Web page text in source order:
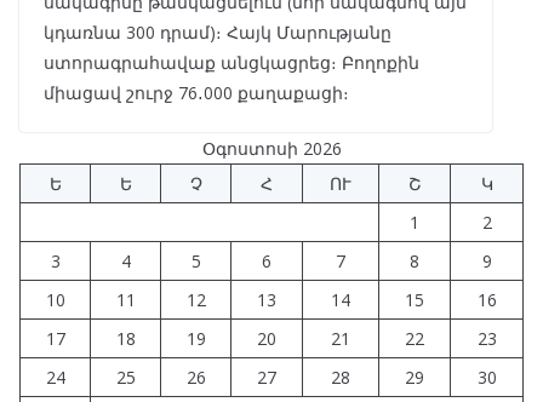
կդառնա 300 դրամ)։ Հայկ Մարությանը
ստորագրահավաք անցկացրեց։ Բողոքին
միացավ շուրջ 76․000 քաղաքացի։
Օգոստոսի 2026
Ե
Ե Չ Հ ՈՒ Շ
Կ
1
2
3
4 5 6 7 8
9
10
11 12 13 14 15
16
17
18 19 20 21 22
23
24
25 26 27 28 29
30